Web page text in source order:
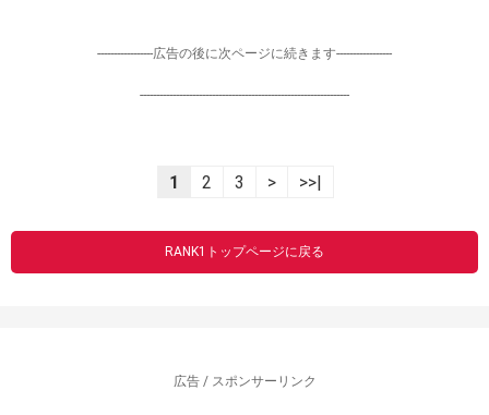
-----------------広告の後に次ページに続きます-----------------
----------------------------------------------------------------
1 2 3 > >>|
RANK1トップページに戻る
広告 / スポンサーリンク